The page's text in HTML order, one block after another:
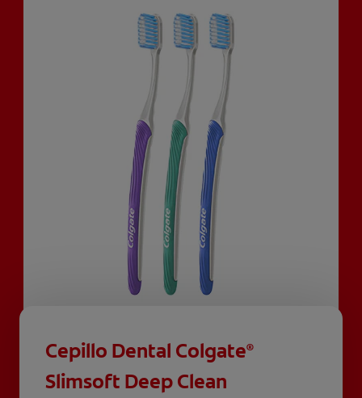
Cepillo Dental Colgate®
Slimsoft Deep Clean